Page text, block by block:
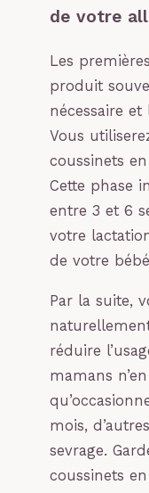
de votre
Les
produit
nécessaire
Vous
coussinets
Cette phase
entre 3 et 6
votre
de votre
Par la suite,
réduire
mamans
mois,
sevrage.
coussinets